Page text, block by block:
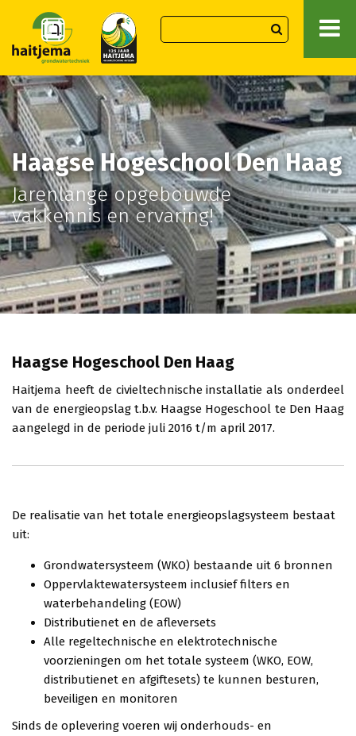
Haagse Hogeschool Den Haag
Jarenlange opgebouwde
vakkennis en ervaring!
Haagse Hogeschool Den Haag
Haitjema heeft de civieltechnische installatie als onderdeel
van de energieopslag t.b.v. Haagse Hogeschool te Den Haag
aangelegd in de periode juli 2016 t/m april 2017.
De realisatie van het totale energieopslagsysteem bestaat
uit:
Grondwatersysteem (WKO) bestaande uit 6 bronnen
Oppervlaktewatersysteem inclusief filters en
waterbehandeling (EOW)
Distributienet en de afleversets
Alle regeltechnische en elektrotechnische
voorzieningen om het totale systeem (WKO, EOW,
distributienet en afgiftesets) te kunnen besturen,
beveiligen en monitoren
Sinds de oplevering voeren wij onderhouds- en